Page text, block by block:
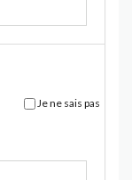
Je ne sais pas